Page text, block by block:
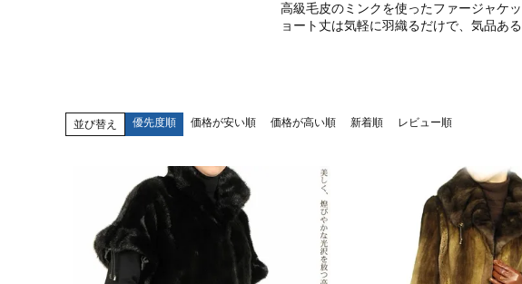
高級毛皮のミンクを使ったファージャケ
ョート丈は気軽に羽織るだけで、気品あ
並び替え 優先度順 価格が安い順 価格が高い順 新着順 レビュー順